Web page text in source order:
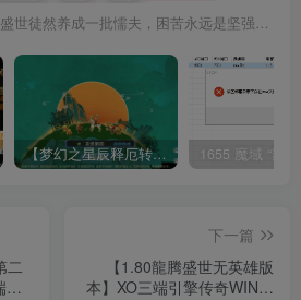
平富足的盛世徒然养成一批懦夫，困苦永远是坚强之母
【梦幻之星辰释厄转尊享挂机版】MT3换皮梦幻西游Linux服务端+GM后台+双端+源码+架设教程
二
下一篇
【1.80龍腾盛世无英雄版
本】XO三端引擎传奇WIN服